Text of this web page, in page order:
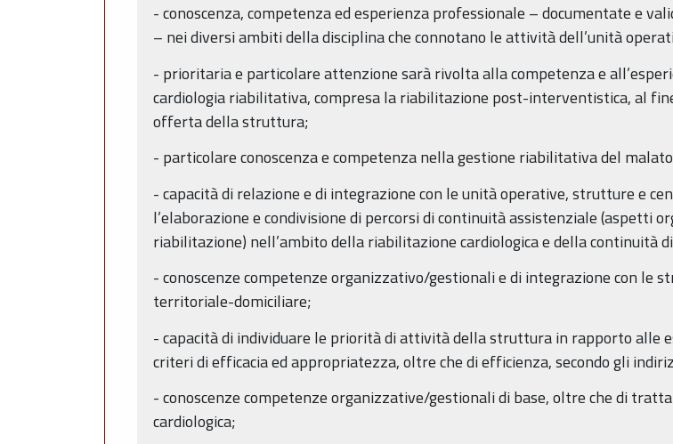
- conoscenza, competenza ed esperienza professionale – documentate e
– nei diversi ambiti della disciplina che connotano le attività dell’unità
- prioritaria e particolare attenzione sarà rivolta alla competenza e
cardiologia riabilitativa, compresa la riabilitazione post-interventistica, al
offerta della struttura;
- particolare conoscenza e competenza nella gestione riabilitativa del
- capacità di relazione e di integrazione con le unità operative, strutture e
l’elaborazione e condivisione di percorsi di continuità assistenziale (aspetti
riabilitazione) nell’ambito della riabilitazione cardiologica e della continuità
- conoscenze competenze organizzativo/gestionali e di integrazione con le
territoriale-domiciliare;
- capacità di individuare le priorità di attività della struttura in rapporto alle
criteri di efficacia ed appropriatezza, oltre che di efficienza, secondo gli
- conoscenze competenze organizzative/gestionali di base, oltre che di
cardiologica;